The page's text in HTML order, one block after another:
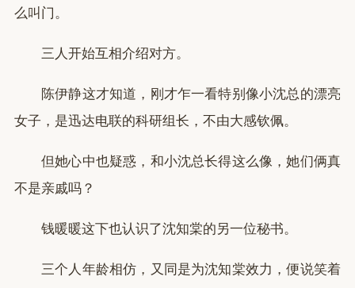
么叫门。
三人开始互相介绍对方。
陈伊静这才知道，刚才乍一看特别像小沈总的漂亮
女子，是迅达电联的科研组长，不由大感钦佩。
但她心中也疑惑，和小沈总长得这么像，她们俩真
不是亲戚吗？
钱暖暖这下也认识了沈知棠的另一位秘书。
三个人年龄相仿，又同是为沈知棠效力，便说笑着